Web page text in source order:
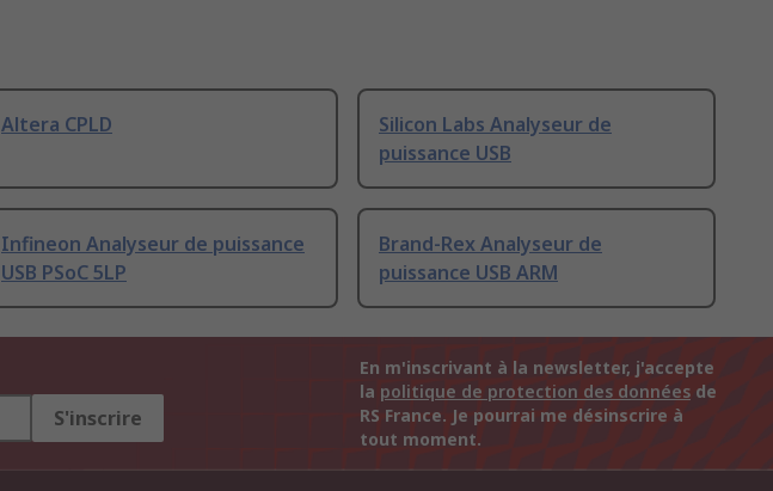
Altera CPLD
Silicon Labs Analyseur de
puissance USB
Infineon Analyseur de puissance
USB PSoC 5LP
Brand-Rex Analyseur de
puissance USB ARM
S'inscrire
En m'inscrivant à la newsletter, j'accepte
la politique de protection des données de
RS France. Je pourrai me désinscrire à
tout moment.